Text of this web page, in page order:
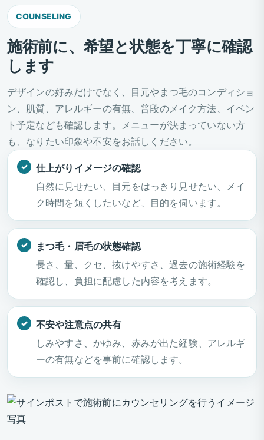
COUNSELING
施術前に、希望と状態を丁寧に確認
します
デザインの好みだけでなく、目元やまつ毛のコンディショ
ン、肌質、アレルギーの有無、普段のメイク方法、イベン
ト予定なども確認します。メニューが決まっていない方
も、なりたい印象や不安をお話しください。
仕上がりイメージの確認
自然に見せたい、目元をはっきり見せたい、メイ
ク時間を短くしたいなど、目的を伺います。
まつ毛・眉毛の状態確認
長さ、量、クセ、抜けやすさ、過去の施術経験を
確認し、負担に配慮した内容を考えます。
不安や注意点の共有
しみやすさ、かゆみ、赤みが出た経験、アレルギ
ーの有無などを事前に確認します。